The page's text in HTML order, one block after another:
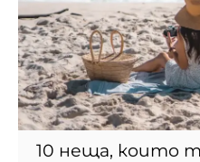
10 неща, които